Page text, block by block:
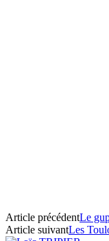
Article précédentLe
Article suivantLes